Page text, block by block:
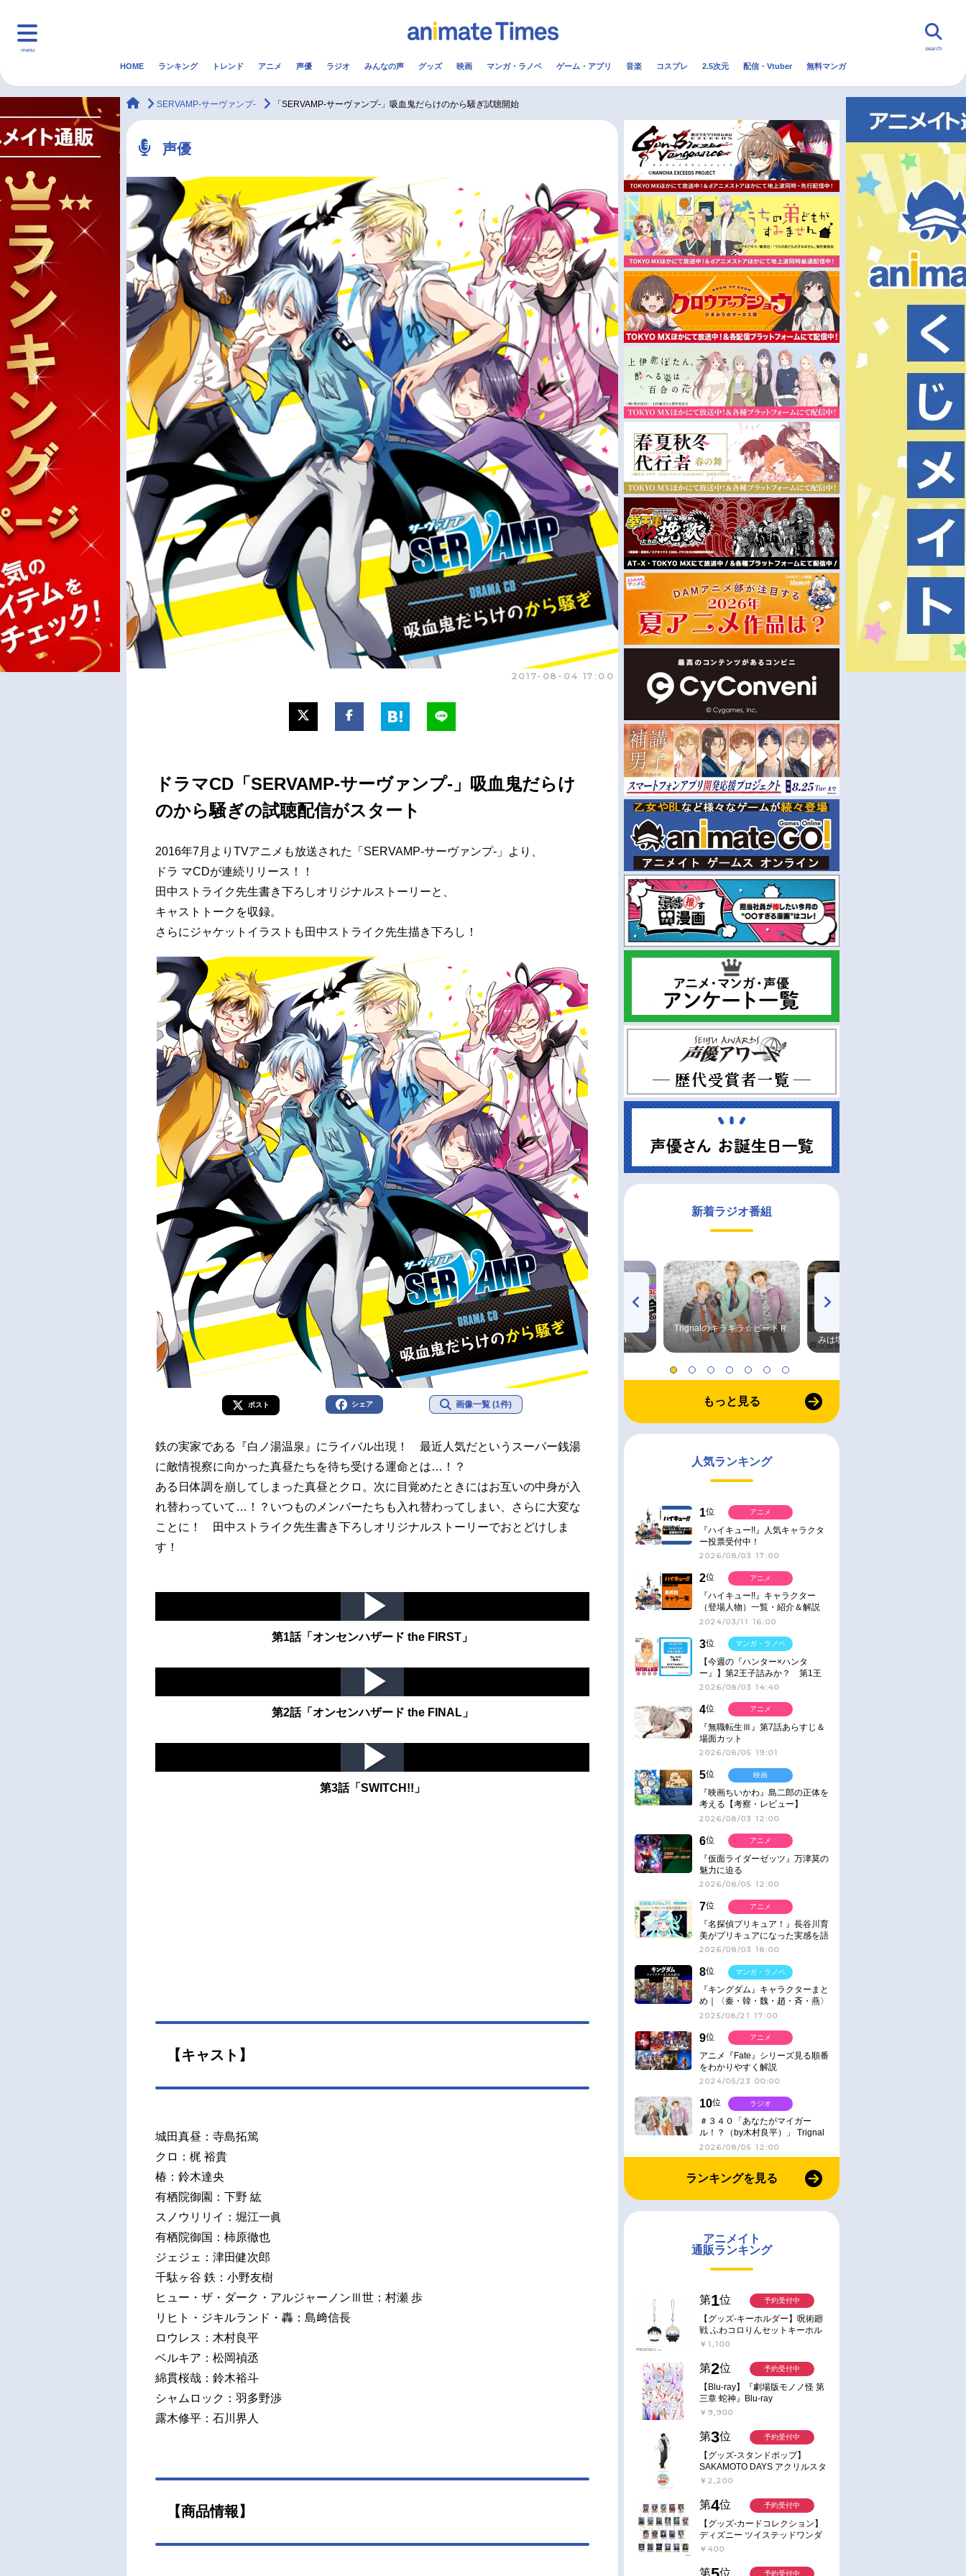
menu
マンガ・ラノベ ゲーム・アプリ 配信・Vtuber トレンド 無料マンガ
アニメ記事一覧
声優記事一覧
アニメ映画一覧
実写化映画一覧
男性声優/女性声優一覧
今期アニメ曜日別一覧
春アニメ
夏アニメ
秋アニメ
冬アニメ
FOLLOW US
search
HOME ランキング トレンド アニメ 声優 ラジオ みんなの声 グッズ 映画 マンガ・ラノベ ゲーム・アプリ 音楽 コスプレ 2.5次元 配信・Vtuber 無料マンガ
animateTimes
SERVAMP-サーヴァンプ- 「SERVAMP-サーヴァンプ-」吸血鬼だらけのから騒ぎ試聴開始
声優
2017-08-04 17:00
ドラマCD「SERVAMP-サーヴァンプ-」吸血鬼だらけ
のから騒ぎの試聴配信がスタート
2016年7月よりTVアニメも放送された「SERVAMP‐サーヴァンプ‐」より、
ドラ マCDが連続リリース！！
田中ストライク先生書き下ろしオリジナルストーリーと、
キャストトークを収録。
さらにジャケットイラストも田中ストライク先生描き下ろし！
ポスト シェア 画像一覧 (1件)
鉄の実家である『白ノ湯温泉』にライバル出現！ 最近人気だというスーパー銭湯
に敵情視察に向かった真昼たちを待ち受ける運命とは…！？
ある日体調を崩してしまった真昼とクロ。次に目覚めたときにはお互いの中身が入
れ替わっていて…！？いつものメンバーたちも入れ替わってしまい、さらに大変な
ことに！ 田中ストライク先生書き下ろしオリジナルストーリーでおとどけしま
す！
第1話「オンセンハザード the FIRST」
第2話「オンセンハザード the FINAL」
第3話「SWITCH!!」
【キャスト】
城田真昼：寺島拓篤
クロ：梶 裕貴
椿：鈴木達央
有栖院御園：下野 紘
スノウリリイ：堀江一眞
有栖院御国：柿原徹也
ジェジェ：津田健次郎
千駄ヶ谷 鉄：小野友樹
ヒュー・ザ・ダーク・アルジャーノンⅢ世：村瀬 歩
リヒト・ジキルランド・轟：島﨑信長
ロウレス：木村良平
ベルキア：松岡禎丞
綿貫桜哉：鈴木裕斗
シャムロック：羽多野渉
露木修平：石川界人
【商品情報】
新着ラジオ番組
高橋美紀のおんぷの気持ち
♪ in アニメイトタイムズ
TVアニメ『戦隊大失格』
radio 大直会 2nd season
Trignalのキラキラ☆ビートＲ
みは塩だけ
もっと見る
人気ランキング
1位
『ハイキュー!!』人気キャラクタ
ー投票受付中！
2026/08/03 17:00
アニメ
2位
『ハイキュー!!』キャラクター
（登場人物）一覧・紹介＆解説
2024/03/11 16:00
アニメ
3位
【今週の『ハンター×ハンタ
ー』】第2王子詰みか？ 第1王
子と第4王子が対峙「発令」＜
2026/08/03 14:40
マンガ・ラノベ
4位
『無職転生Ⅲ』第7話あらすじ＆
場面カット
2026/08/05 19:01
アニメ
5位
『映画ちいかわ』島二郎の正体を
考える【考察・レビュー】
2026/08/03 12:00
映画
6位
『仮面ライダーゼッツ』万津莫の
魅力に迫る
2026/08/05 12:00
アニメ
7位
『名探偵プリキュア！』長谷川育
美がプリキュアになった実感を語
る【インタビュー】
2026/08/03 18:00
アニメ
8位
『キングダム』キャラクターまと
め｜〈秦・韓・魏・趙・斉・燕〉
2025/08/21 17:00
マンガ・ラノベ
9位
アニメ『Fate』シリーズ見る順番
をわかりやすく解説
2024/05/23 00:00
アニメ
10位
＃３４０「あなたがマイガー
ル！？（by木村良平）」 Trignal
のキラキラ☆ビートＲ
2026/08/05 12:00
ラジオ
ランキングを見る
アニメイト
通販ランキング
第1位
【グッズ-キーホルダー】呪術廻
戦 ふわコロりんセットキーホル
ダー【アニメイト特典付】
￥1,100
予約受付中
第2位
【Blu-ray】『劇場版モノノ怪 第
三章 蛇神』Blu-ray
￥9,900
予約受付中
第3位
【グッズ-スタンドポップ】
SAKAMOTO DAYS アクリルスタ
ンド～Sunny Afternoon～ 4.南雲
￥2,200
予約受付中
第4位
【グッズ-カードコレクション】
ディズニー ツイステッドワンダ
ーランド ランダムカードコレク
￥400
予約受付中
第 位 予約受付中